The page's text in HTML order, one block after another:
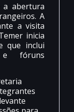
a abertura
A
a visita
inicia
que inclui
e fóruns